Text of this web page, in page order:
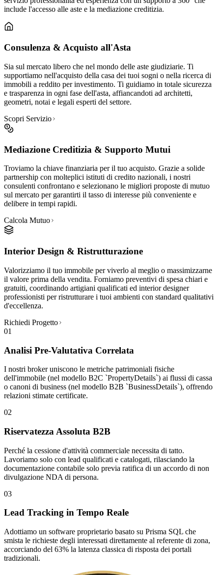
include l'accesso alle aste e la mediazione creditizia.
Consulenza & Acquisto all'Asta
Sia sul mercato libero che nel mondo delle aste giudiziarie. Ti
supportiamo nell'acquisto della casa dei tuoi sogni o nella ricerca di
immobili a reddito per investimento. Ti guidiamo in totale sicurezza
e trasparenza in ogni fase dell'asta, affiancandoti ad architetti,
geometri, notai e legali esperti del settore.
Scopri Servizio
Mediazione Creditizia & Supporto Mutui
Troviamo la chiave finanziaria per il tuo acquisto. Grazie a solide
partnership con molteplici istituti di credito nazionali, i nostri
consulenti confrontano e selezionano le migliori proposte di mutuo
sul mercato per garantirti il tasso di interesse più conveniente e
delibere in tempi rapidi.
Calcola Mutuo
Interior Design & Ristrutturazione
Valorizziamo il tuo immobile per viverlo al meglio o massimizzarne
il valore prima della vendita. Forniamo preventivi di spesa chiari e
gratuiti, coordinando artigiani qualificati ed interior designer
professionisti per ristrutturare i tuoi ambienti con standard qualitativi
d'eccellenza.
Richiedi Progetto
01
Analisi Pre-Valutativa Correlata
I nostri broker uniscono le metriche patrimoniali fisiche
dell'immobile (nel modello B2C `PropertyDetails`) ai flussi di cassa
o canoni di business (nel modello B2B `BusinessDetails`), offrendo
relazioni stimate certificate.
02
Riservatezza Assoluta B2B
Perché la cessione d'attività commerciale necessita di tatto.
Lavoriamo solo con lead qualificati e catalogati, rilasciando la
documentazione contabile solo previa ratifica di un accordo di non
divulgazione NDA di persona.
03
Lead Tracking in Tempo Reale
Adottiamo un software proprietario basato su Prisma SQL che
smista le richieste degli interessati direttamente al referente di zona,
accorciando del 63% la latenza classica di risposta dei portali
tradizionali.